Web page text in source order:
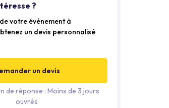
?
votre événement à
un devis personnalisé
un devis
de réponse : Moins de 3 jours
ouvrés